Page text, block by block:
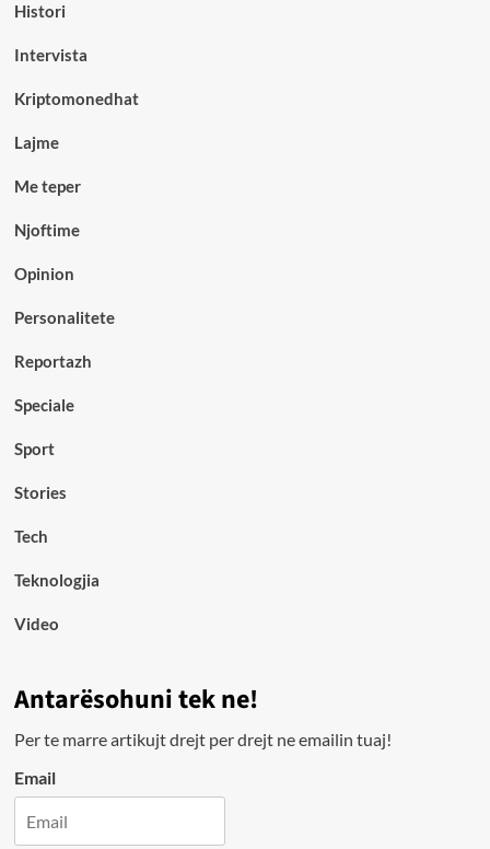
Histori
Intervista
Kriptomonedhat
Lajme
Me teper
Njoftime
Opinion
Personalitete
Reportazh
Speciale
Sport
Stories
Tech
Teknologjia
Video
Antarësohuni tek ne!
Per te marre artikujt drejt per drejt ne emailin tuaj!
Email